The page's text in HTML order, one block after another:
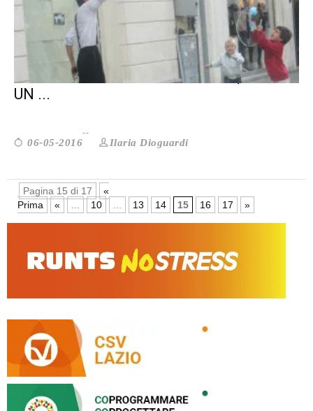
LA GIORNATA DELLA LENTEZZA, CHE È
UN ...
06-05-2016 Ilaria Dioguardi
Pagina 15 di 17
«
Prima
« 10 13 14 15 16 17 »